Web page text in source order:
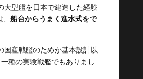
大型艦を日本で建造した経験
船台からうまく進水式をで
産戦艦のためか基本設計以
種の実験戦艦でもありまし